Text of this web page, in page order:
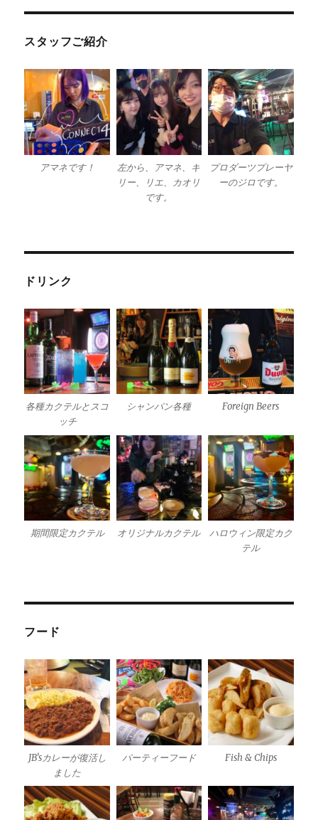
スタッフご紹介
アマネです！
左から、アマネ、キ
リー、リエ、カオリ
です。
プロダーツプレーヤ
ーのジロです。
ドリンク
各種カクテルとスコ
ッチ
シャンパン各種 Foreign Beers
期間限定カクテル オリジナルカクテル
ハロウィン限定カク
テル
フード
JB’sカレーが復活し
ました
パーティーフード Fish & Chips